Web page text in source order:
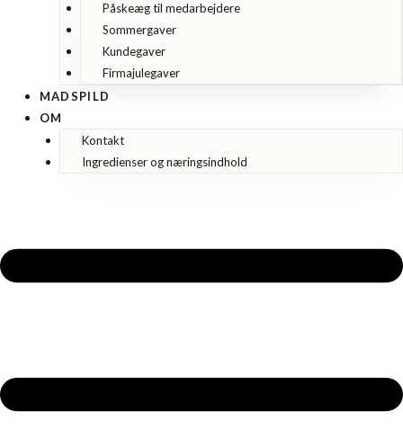
Påskeæg til medarbejdere
Sommergaver
Kundegaver
Firmajulegaver
MADSPILD
OM
Kontakt
Ingredienser og næringsindhold